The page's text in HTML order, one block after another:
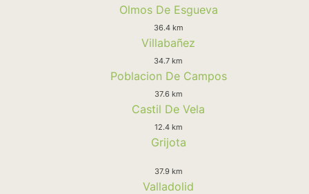
Olmos De Esgueva
36.4 km
Villabañez
34.7 km
Poblacion De Campos
37.6 km
Castil De Vela
12.4 km
Grijota
37.9 km
Valladolid